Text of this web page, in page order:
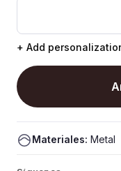
+ Add
Materiales: Metal